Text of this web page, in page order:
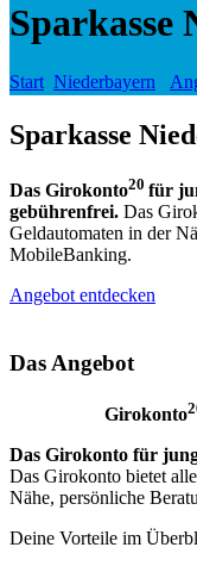
Sparkasse
Start Niederbayern
Sparkasse
Das Girokonto20 für
gebührenfrei. Das
Geldautomaten in der
MobileBanking.
Angebot entdecken
Das Angebot
Girokonto
Das Girokonto für
Das Girokonto bietet
Nähe, persönliche
Deine Vorteile im